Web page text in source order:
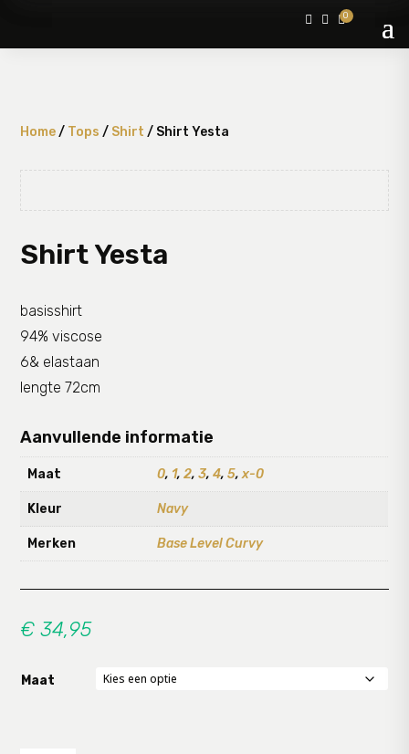
  0
Home/ Tops / Shirt / Shirt Yesta
Shirt Yesta
basisshirt
94% viscose
6& elastaan
lengte 72cm
Aanvullende informatie
Maat 0, 1,2,3,4,5,x-0
Kleur Navy
Merken Base Level Curvy
€ 34,95
Maat